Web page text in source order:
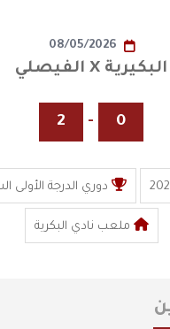
08/05/2026
البكيرية X الفيصلي
0
-
2
دوري الدرجة الأولى
ملعب نادي البكرية